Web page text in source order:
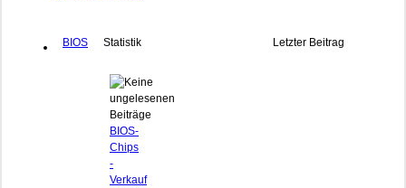
BIOS Statistik Letzter Beitrag
BIOS-
Chips
-
Verkauf